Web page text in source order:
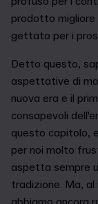
prodotto migliore
gettato per i
Detto questo,
aspettative di
nuova era e il
consapevoli
questo capitolo,
per noi molto
aspetta sempre
tradizione. Ma,